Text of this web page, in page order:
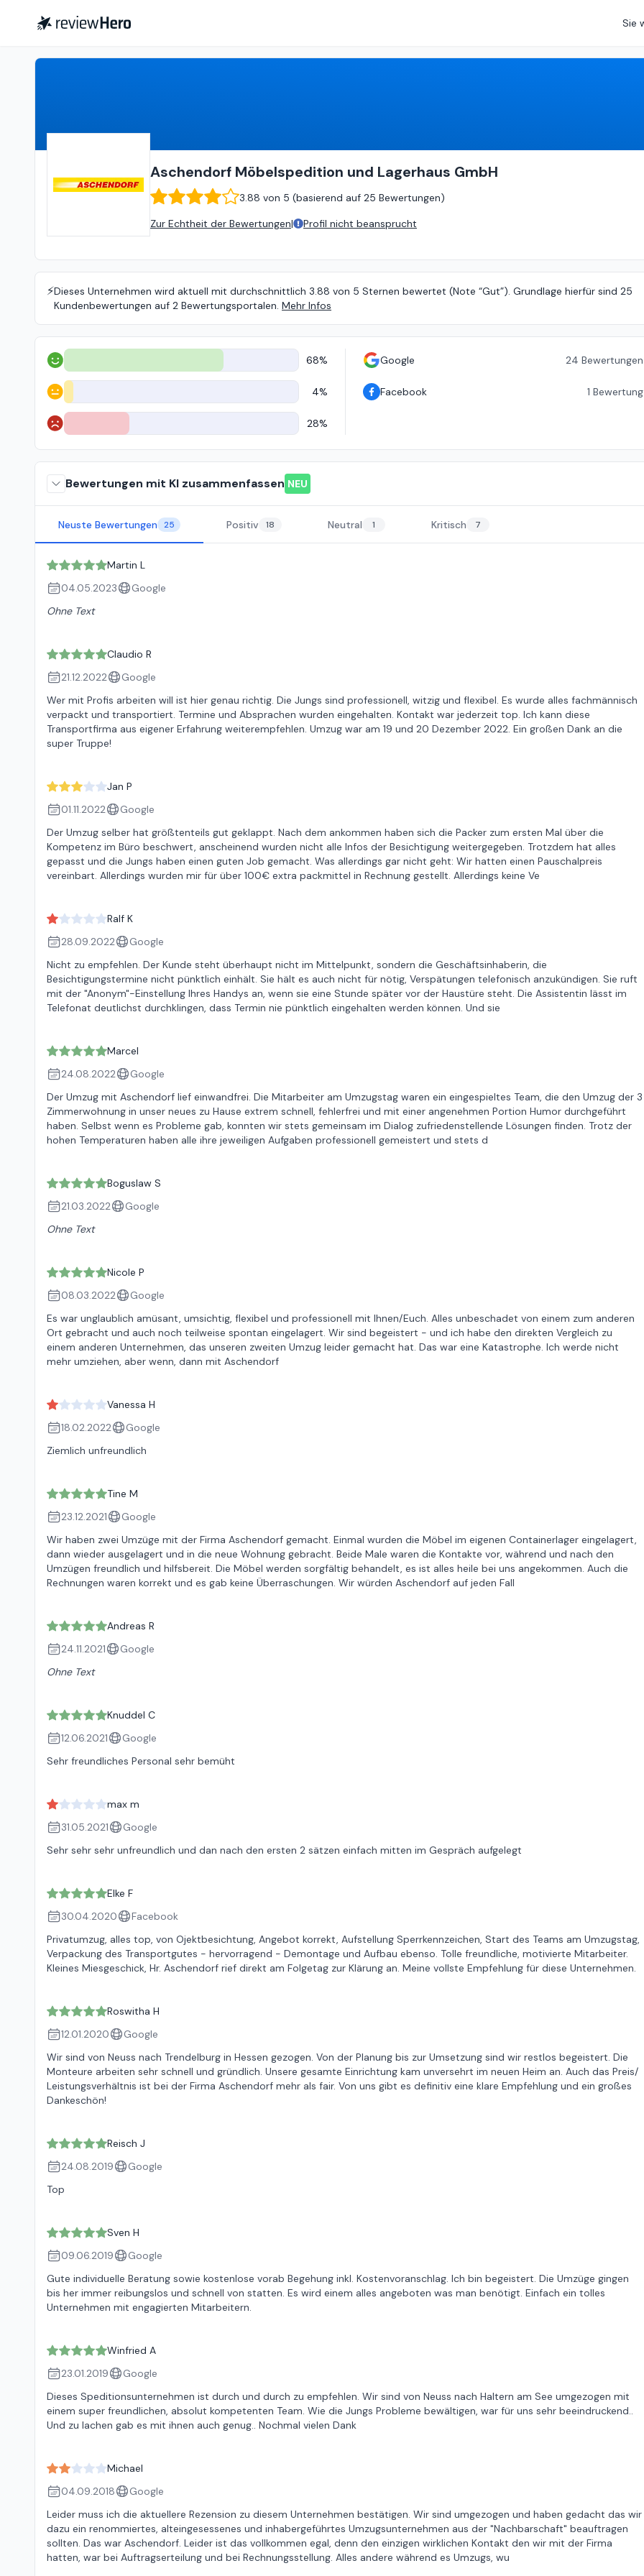
Sie
Aschendorf Möbelspedition und Lagerhaus GmbH
3.88 von 5 (basierend auf 25 Bewertungen)
Zur Echtheit der Bewertungen| Profil nicht beansprucht
⚡️Dieses Unternehmen wird aktuell mit durchschnittlich 3.88 von 5 Sternen bewertet (Note “Gut”). Grundlage hierfür sind 25
Kundenbewertungen auf 2 Bewertungsportalen. Mehr Infos
Positiv 68%
Neutral 4%
Negativ 28%
Google 24 Bewertungen
Facebook 1 Bewertung
Bewertungen mit KI zusammenfassen NEU
Neuste Bewertungen 25 Positiv 18 Neutral 1 Kritisch 7
Martin L
04.05.2023
Google
Ohne Text
Claudio R
21.12.2022
Google
Wer mit Profis arbeiten will ist hier genau richtig. Die Jungs sind professionell, witzig und flexibel. Es wurde alles fachmännisch
verpackt und transportiert. Termine und Absprachen wurden eingehalten. Kontakt war jederzeit top. Ich kann diese
Transportfirma aus eigener Erfahrung weiterempfehlen. Umzug war am 19 und 20 Dezember 2022. Ein großen Dank an die
super Truppe!
Jan P
01.11.2022
Google
Der Umzug selber hat größtenteils gut geklappt. Nach dem ankommen haben sich die Packer zum ersten Mal über die
Kompetenz im Büro beschwert, anscheinend wurden nicht alle Infos der Besichtigung weitergegeben. Trotzdem hat alles
gepasst und die Jungs haben einen guten Job gemacht. Was allerdings gar nicht geht: Wir hatten einen Pauschalpreis
vereinbart. Allerdings wurden mir für über 100€ extra packmittel in Rechnung gestellt. Allerdings keine Ve
Ralf K
28.09.2022
Google
Nicht zu empfehlen. Der Kunde steht überhaupt nicht im Mittelpunkt, sondern die Geschäftsinhaberin, die
Besichtigungstermine nicht pünktlich einhält. Sie hält es auch nicht für nötig, Verspätungen telefonisch anzukündigen. Sie ruft
mit der "Anonym"-Einstellung Ihres Handys an, wenn sie eine Stunde später vor der Haustüre steht. Die Assistentin lässt im
Telefonat deutlichst durchklingen, dass Termin nie pünktlich eingehalten werden können. Und sie
Marcel
24.08.2022
Google
Der Umzug mit Aschendorf lief einwandfrei. Die Mitarbeiter am Umzugstag waren ein eingespieltes Team, die den Umzug der 3
Zimmerwohnung in unser neues zu Hause extrem schnell, fehlerfrei und mit einer angenehmen Portion Humor durchgeführt
haben. Selbst wenn es Probleme gab, konnten wir stets gemeinsam im Dialog zufriedenstellende Lösungen finden. Trotz der
hohen Temperaturen haben alle ihre jeweiligen Aufgaben professionell gemeistert und stets d
Boguslaw S
21.03.2022
Google
Ohne Text
Nicole P
08.03.2022
Google
Es war unglaublich amüsant, umsichtig, flexibel und professionell mit Ihnen/Euch. Alles unbeschadet von einem zum anderen
Ort gebracht und auch noch teilweise spontan eingelagert. Wir sind begeistert - und ich habe den direkten Vergleich zu
einem anderen Unternehmen, das unseren zweiten Umzug leider gemacht hat. Das war eine Katastrophe. Ich werde nicht
mehr umziehen, aber wenn, dann mit Aschendorf
Vanessa H
18.02.2022
Google
Ziemlich unfreundlich
Tine M
23.12.2021
Google
Wir haben zwei Umzüge mit der Firma Aschendorf gemacht. Einmal wurden die Möbel im eigenen Containerlager eingelagert,
dann wieder ausgelagert und in die neue Wohnung gebracht. Beide Male waren die Kontakte vor, während und nach den
Umzügen freundlich und hilfsbereit. Die Möbel werden sorgfältig behandelt, es ist alles heile bei uns angekommen. Auch die
Rechnungen waren korrekt und es gab keine Überraschungen. Wir würden Aschendorf auf jeden Fall
Andreas R
24.11.2021
Google
Ohne Text
Knuddel C
12.06.2021
Google
Sehr freundliches Personal sehr bemüht
max m
31.05.2021
Google
Sehr sehr sehr unfreundlich und dan nach den ersten 2 sätzen einfach mitten im Gespräch aufgelegt
Elke F
30.04.2020
Facebook
Privatumzug, alles top, von Ojektbesichtung, Angebot korrekt, Aufstellung Sperrkennzeichen, Start des Teams am Umzugstag,
Verpackung des Transportgutes - hervorragend - Demontage und Aufbau ebenso. Tolle freundliche, motivierte Mitarbeiter.
Kleines Miesgeschick, Hr. Aschendorf rief direkt am Folgetag zur Klärung an. Meine vollste Empfehlung für diese Unternehmen.
Roswitha H
12.01.2020
Google
Wir sind von Neuss nach Trendelburg in Hessen gezogen. Von der Planung bis zur Umsetzung sind wir restlos begeistert. Die
Monteure arbeiten sehr schnell und gründlich. Unsere gesamte Einrichtung kam unversehrt im neuen Heim an. Auch das Preis/
Leistungsverhältnis ist bei der Firma Aschendorf mehr als fair. Von uns gibt es definitiv eine klare Empfehlung und ein großes
Dankeschön!
Reisch J
24.08.2019
Google
Top
Sven H
09.06.2019
Google
Gute individuelle Beratung sowie kostenlose vorab Begehung inkl. Kostenvoranschlag. Ich bin begeistert. Die Umzüge gingen
bis her immer reibungslos und schnell von statten. Es wird einem alles angeboten was man benötigt. Einfach ein tolles
Unternehmen mit engagierten Mitarbeitern.
Winfried A
23.01.2019
Google
Dieses Speditionsunternehmen ist durch und durch zu empfehlen. Wir sind von Neuss nach Haltern am See umgezogen mit
einem super freundlichen, absolut kompetenten Team. Wie die Jungs Probleme bewältigen, war für uns sehr beeindruckend..
Und zu lachen gab es mit ihnen auch genug.. Nochmal vielen Dank
Michael
04.09.2018
Google
Leider muss ich die aktuellere Rezension zu diesem Unternehmen bestätigen. Wir sind umgezogen und haben gedacht das wir
dazu ein renommiertes, alteingesessenes und inhabergeführtes Umzugsunternehmen aus der "Nachbarschaft" beauftragen
sollten. Das war Aschendorf. Leider ist das vollkommen egal, denn den einzigen wirklichen Kontakt den wir mit der Firma
hatten, war bei Auftragserteilung und bei Rechnungsstellung. Alles andere während es Umzugs, wu